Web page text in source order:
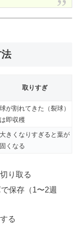
取りすぎ
球が割れてきた（裂球）
は即収穫
大きくなりすぎると葉が
固くなる
り取る
保存（1〜2週
る